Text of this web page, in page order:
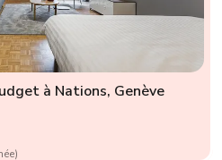
à Nations, Genève